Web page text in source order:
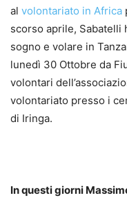
al volontariato in Africa
scorso aprile, Sabatelli
sogno e volare in
lunedì 30 Ottobre da
volontari
volontariato presso i
di Iringa.
In questi giorni